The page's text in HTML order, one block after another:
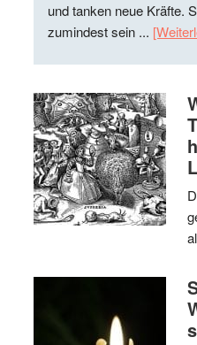
und tanken neue Kräfte.
zumindest sein ...